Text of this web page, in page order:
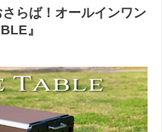
らば！オールインワン
』